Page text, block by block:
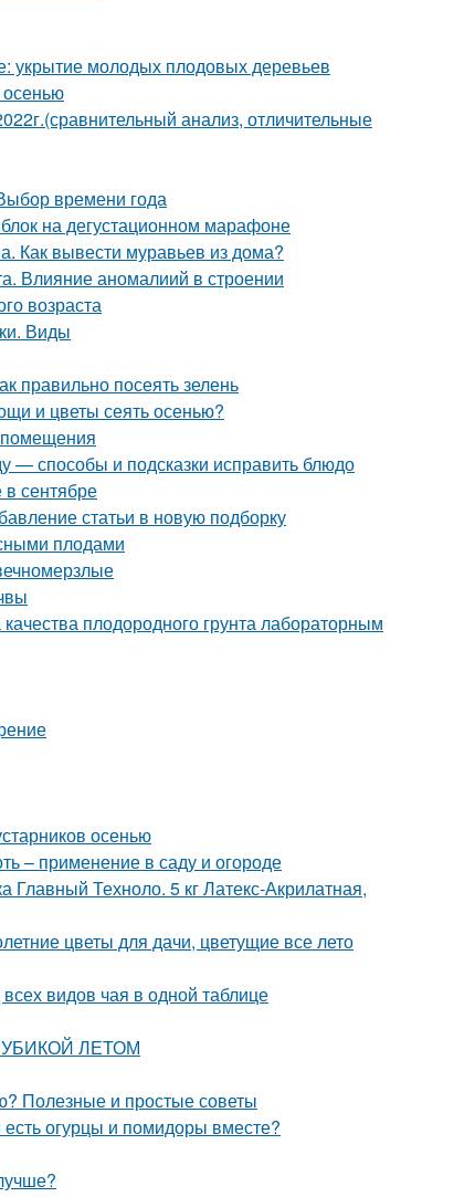
укрытие молодых плодовых деревьев
осенью
анализ, отличительные
времени года
на дегустационном марафоне
Как вывести муравьев из дома?
Влияние аномалиий в строении
возраста
Виды
правильно посеять зелень
и цветы сеять осенью?
— способы и подсказки исправить блюдо
сентябре
статьи в новую подборку
плодами
плодородного грунта лабораторным
осенью
– применение в саду и огороде
Главный Техноло. 5 кг Латекс-Акрилатная,
цветы для дачи, цветущие все лето
видов чая в одной таблице
ЛЕТОМ
Полезные и простые советы
огурцы и помидоры вместе?